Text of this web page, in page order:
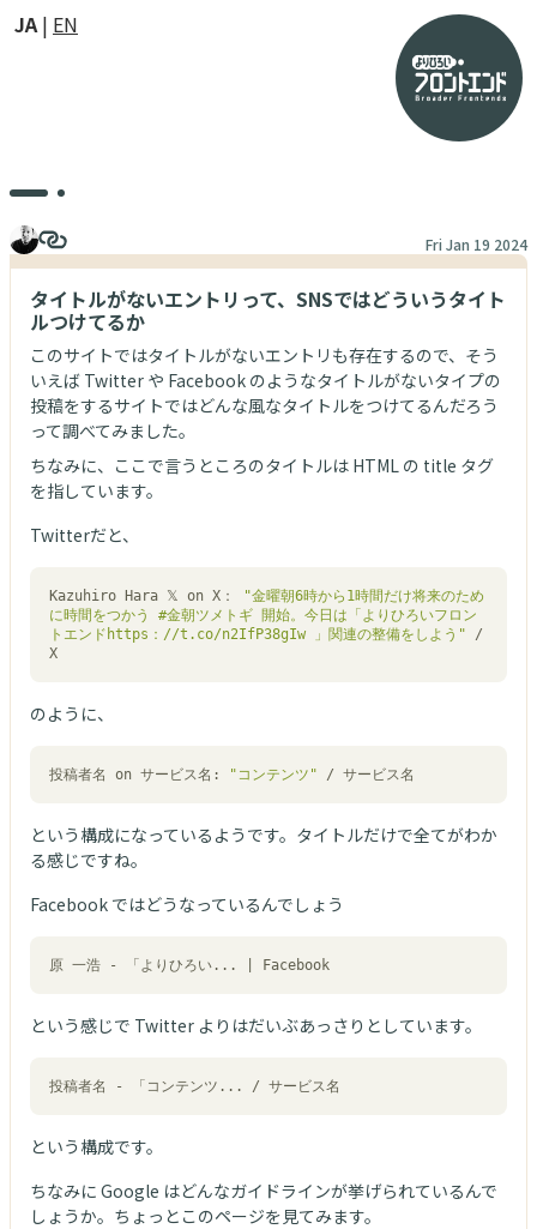
JA EN
Fri Jan 19 2024
タイトルがないエントリって、SNSではどういうタイト
ルつけてるか
このサイトではタイトルがないエントリも存在するので、そう
いえば Twitter や Facebook のようなタイトルがないタイプの
投稿をするサイトではどんな風なタイトルをつけてるんだろう
って調べてみました。
ちなみに、ここで言うところのタイトルは HTML の title タグ
を指しています。
Twitterだと、
Kazuhiro Hara 𝕏 on X：
"金曜朝6時から1時間だけ将来のため
に時間をつかう #金朝ツメトギ 開始。今日は「よりひろいフロン
トエンドhttps：//t.co/n2IfP38gIw 」関連の整備をしよう" /
X
のように、
投稿者名 on サービス名: "コンテンツ" / サービス名
という構成になっているようです。タイトルだけで全てがわか
る感じですね。
Facebook ではどうなっているんでしょう
原 一浩 - 「よりひろい... | Facebook
という感じで Twitter よりはだいぶあっさりとしています。
投稿者名 - 「コンテンツ... / サービス名
という構成です。
ちなみに Google はどんなガイドラインが挙げられているんで
しょうか。ちょっとこのページを見てみます。